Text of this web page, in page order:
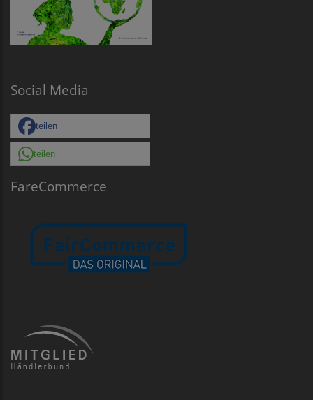
Social Media
teilen
teilen
FareCommerce